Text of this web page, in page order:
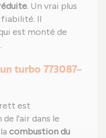
. Un vrai plus
fiabilité. Il
est monté de
turbo 773087-
est
l'air dans le
combustion du